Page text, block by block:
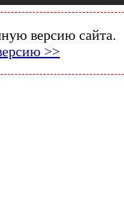
версию сайта.
>>